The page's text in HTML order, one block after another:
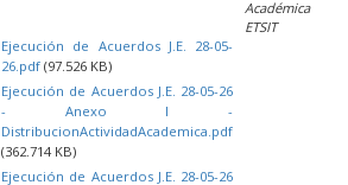
Ejecución de Acuerdos J.E. 28-05-
26.pdf (97.526 KB)
Ejecución de Acuerdos J.E. 28-05-26
- Anexo I -
DistribucionActividadAcademica.pdf
(362.714 KB)
Ejecución de Acuerdos J.E. 28-05-26
Académica
ETSIT